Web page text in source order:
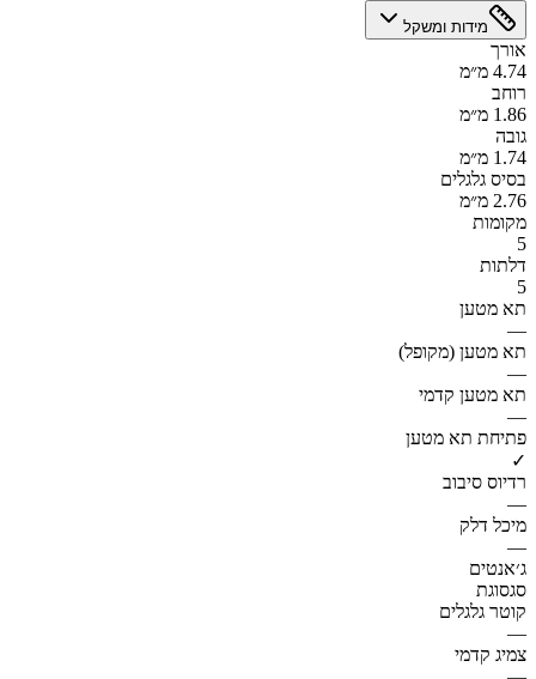
מידות ומשקל
אורך
4.74 מ״מ
רוחב
1.86 מ״מ
גובה
1.74 מ״מ
בסיס גלגלים
2.76 מ״מ
מקומות
5
דלתות
5
תא מטען
—
תא מטען (מקופל)
—
תא מטען קדמי
—
פתיחת תא מטען
✓
רדיוס סיבוב
—
מיכל דלק
—
ג׳אנטים
סגסוגת
קוטר גלגלים
—
צמיג קדמי